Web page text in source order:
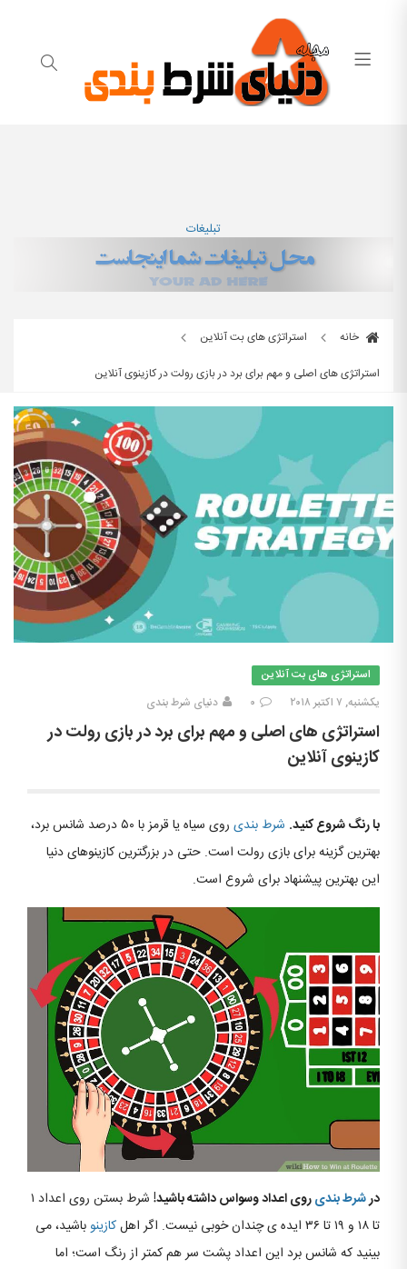
تبلیغات
خانه
استراتژی های بت آنلاین
استراتژی های اصلی و مهم برای برد در بازی رولت در کازینوی آنلاین
استراتژی های بت آنلاین
یکشنبه, ۷ اکتبر ۲۰۱۸
۰ دنیای شرط بندی
استراتژی های اصلی و مهم برای برد در بازی رولت در
کازینوی آنلاین
با رنگ شروع کنید. شرط بندی
روی سیاه یا قرمز با ۵۰ درصد شانس برد،
بهترین گزینه برای بازی رولت است. حتی در بزرگترین کازینوهای دنیا
این بهترین پیشنهاد برای شروع است.
درشرط بندیروی اعداد وسواس داشته باشید!
شرط بستن روی اعداد ۱
تا ۱۸ و ۱۹ تا ۳۶ ایده ی چندان خوبی نیست. اگر اهل
کازینوباشید، می
بینید که شانس برد این اعداد پشت سر هم کمتر از رنگ است؛ اما